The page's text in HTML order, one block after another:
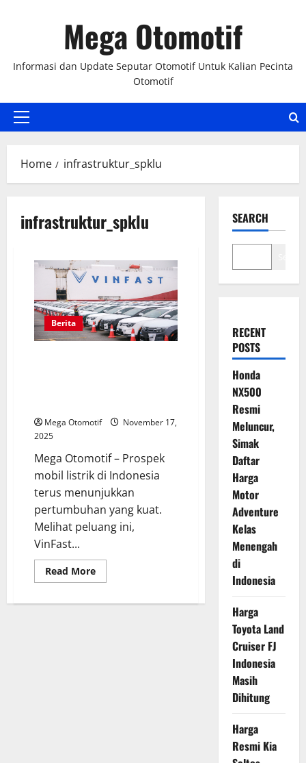
Mega Otomotif
Informasi dan Update Seputar Otomotif Untuk Kalian Pecinta
Otomotif
Primary
Home infrastruktur_spklu
infrastruktur_spklu
Berita
Mega Otomotif
November 17,
2025
Mega Otomotif – Prospek
mobil listrik di Indonesia
terus menunjukkan
pertumbuhan yang kuat.
Melihat peluang ini,
VinFast...
Read MoreRead
more
Cerah
SEARCH
RECENT
POSTS
Honda
NX500
Resmi
Meluncur,
Simak
Daftar
Harga
Motor
Adventure
Kelas
Menengah
di
Indonesia
Harga
Toyota Land
Cruiser FJ
Indonesia
Masih
Dihitung
Harga
Resmi Kia